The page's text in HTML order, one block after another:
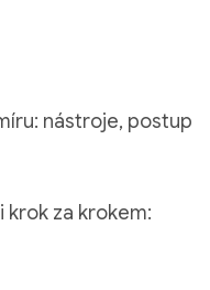
nástroje, postup
krok za krokem: